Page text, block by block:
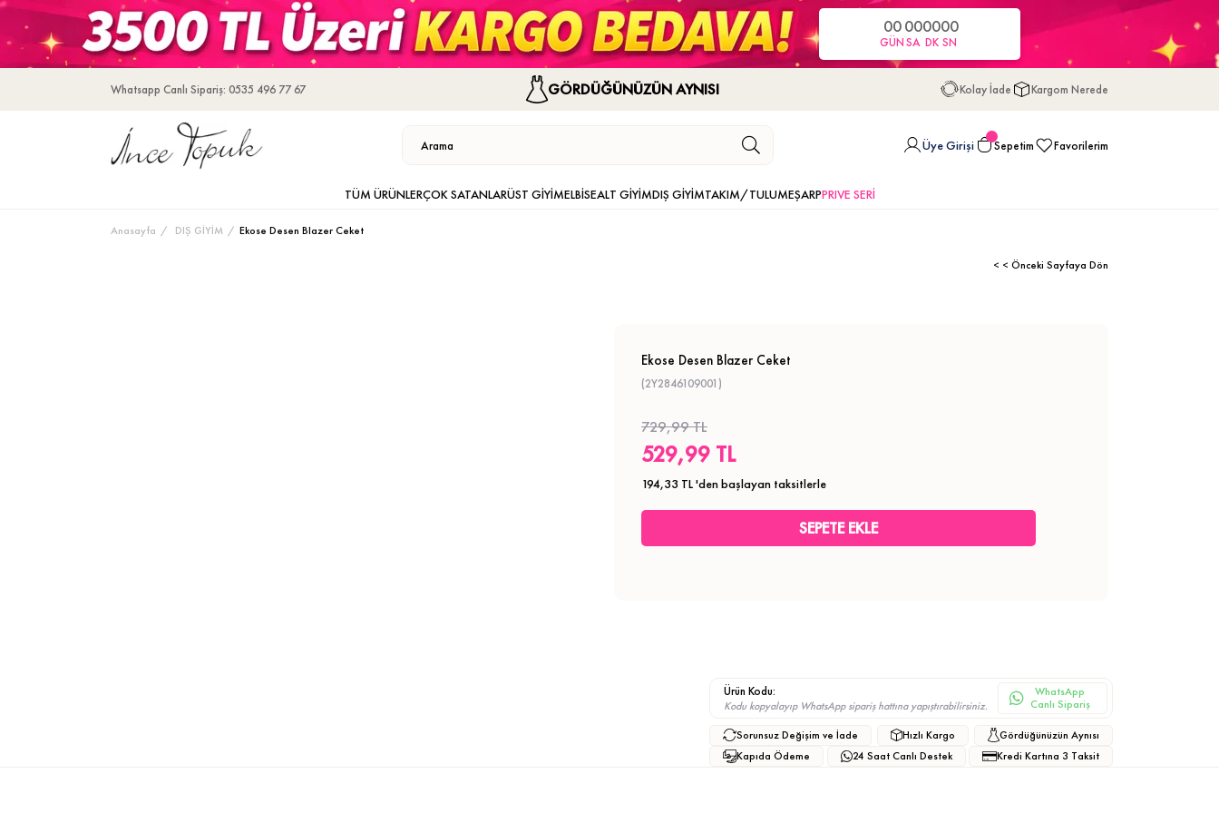
00
GÜN
00
SA
00
DK
00
SN
Whatsapp Canlı Sipariş: 0535 496 77 67 GÖRDÜĞÜNÜZÜN AYNISI Kolay İade Kargom Nerede
Üye Girişi Sepetim Favorilerim
TÜM ÜRÜNLERÇOK SATANLARÜST GİYİMELBİSEALT GİYİMDIŞ GİYİMTAKIM/TULUMEŞARPPRIVE SERİ
Anasayfa DIŞ GİYİM Ekose Desen Blazer Ceket
< < Önceki Sayfaya Dön
Ekose Desen Blazer Ceket
(2Y2846109001)
729,99 TL
529,99 TL
194,33 TL'den başlayan taksitlerle
Ürün Kodu:
Kodu kopyalayıp WhatsApp sipariş hattına yapıştırabilirsiniz.
WhatsApp
Canlı Sipariş
Sorunsuz Değişim ve İade Hızlı Kargo
Gördüğünüzün Aynısı
Kapıda Ödeme
24 Saat Canlı Destek Kredi Kartına 3 Taksit